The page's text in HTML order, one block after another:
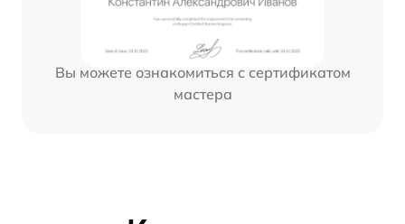
Вы можете ознакомиться с сертификатом
мастера